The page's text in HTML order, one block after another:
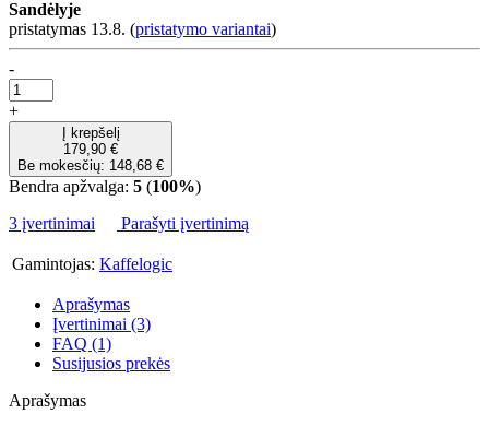
Sandėlyje
pristatymas 13.8. (pristatymo variantai)
-
+
Į krepšelį
179,90 €
Be mokesčių: 148,68 €
Bendra apžvalga: 5 (100%)
3 įvertinimai
Parašyti įvertinimą
Gamintojas: Kaffelogic
Aprašymas
Įvertinimai (3)
FAQ (1)
Susijusios prekės
Aprašymas